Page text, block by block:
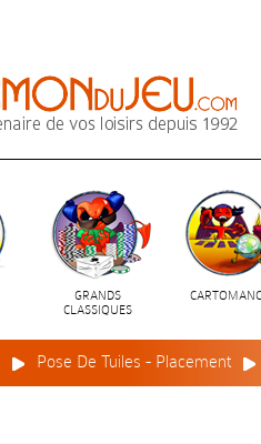
GRANDS
CLASSIQUES
Pose De Tuiles - Placement